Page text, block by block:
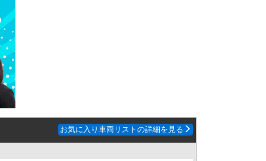
お気に入り車両リストの詳細を見る